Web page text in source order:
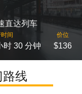
直达列车
间
时 30 分钟
价位
$136
线